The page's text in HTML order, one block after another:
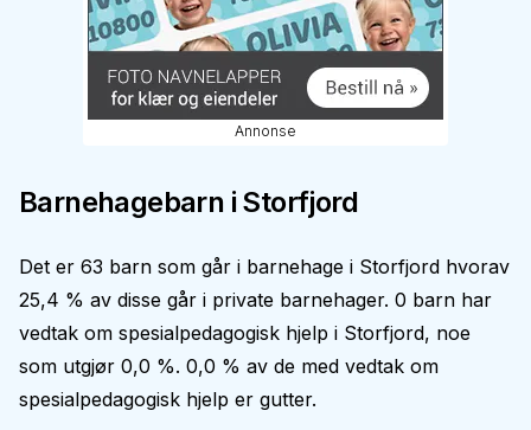
Annonse
Barnehagebarn iStorfjord
Det er 63 barn som går i barnehage i Storfjord hvorav
25,4 % av disse går i private barnehager. 0 barn har
vedtak om spesialpedagogisk hjelp i Storfjord, noe
som utgjør 0,0 %. 0,0 % av de med vedtak om
spesialpedagogisk hjelp er gutter.